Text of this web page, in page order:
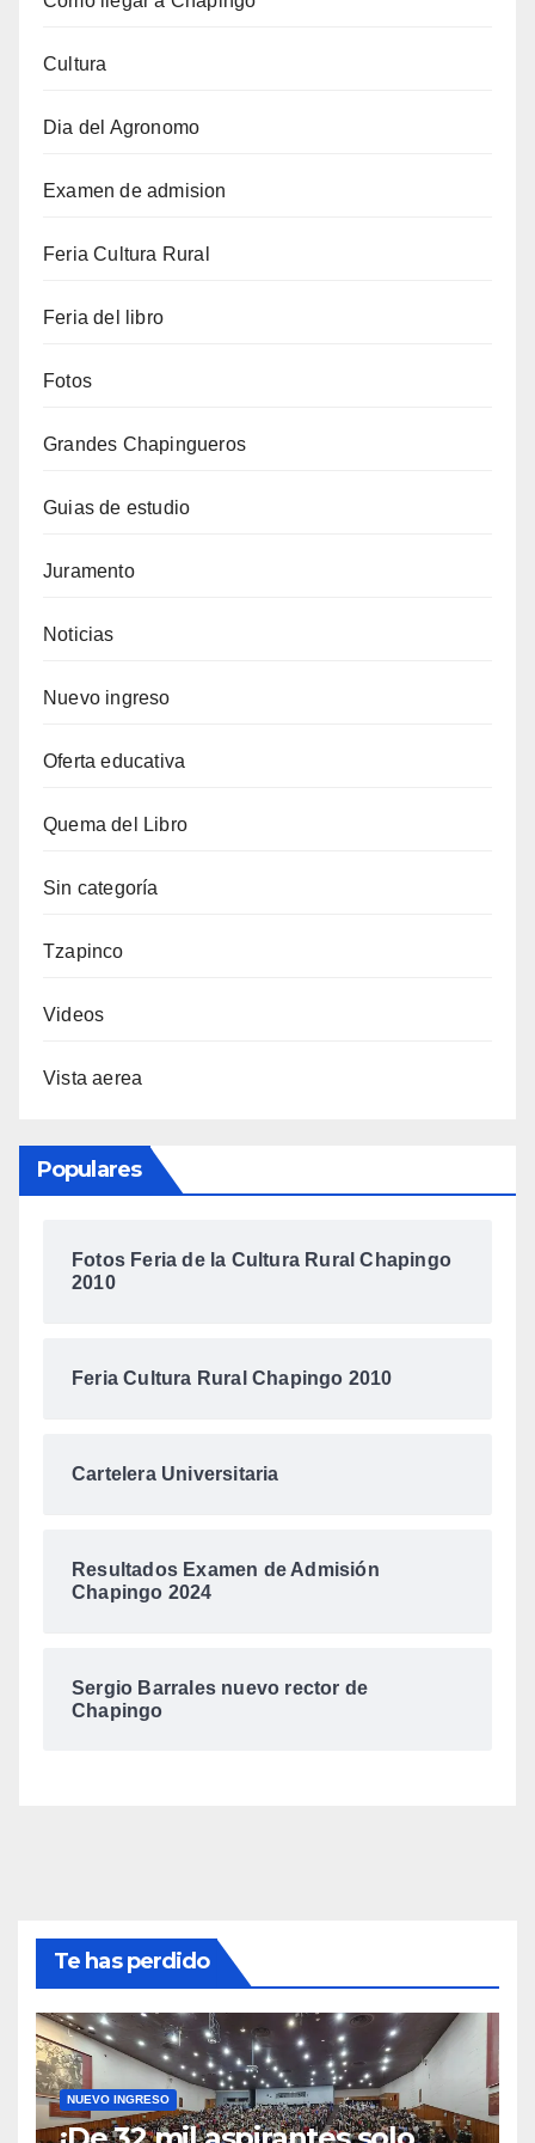
Cultura
Dia del Agronomo
Examen de admision
Feria Cultura Rural
Feria del libro
Fotos
Grandes Chapingueros
Guias de estudio
Juramento
Noticias
Nuevo ingreso
Oferta educativa
Quema del Libro
Sin categoría
Tzapinco
Videos
Vista aerea
Populares
Fotos Feria de la Cultura Rural Chapingo
2010
Feria Cultura Rural Chapingo 2010
Cartelera Universitaria
Resultados Examen de Admisión
Chapingo 2024
Sergio Barrales nuevo rector de
Chapingo
Te has perdido
NUEVO INGRESO